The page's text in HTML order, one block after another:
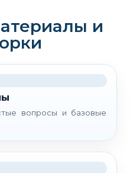
и
вопросы и базовые